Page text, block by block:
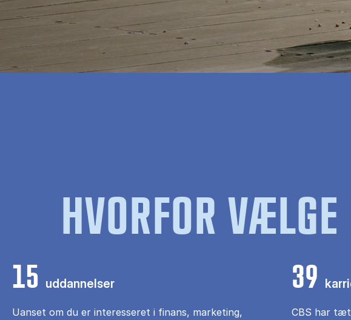
HVORFOR
15 uddannelser
Uanset om du er interesseret i finans, marketing,
39
CBS har